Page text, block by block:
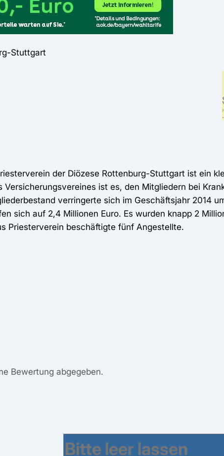
Stuttgart
der Diözese Rottenburg-Stuttgart ist ein
ist es, den Mitgliedern bei
verringerte sich im Geschäftsjahr 2014
sich auf 2,4 Millionen Euro. Es wurden knapp 2
Priesterverein beschäftigte fünf Angestellte.
Bewertung abgegeben.